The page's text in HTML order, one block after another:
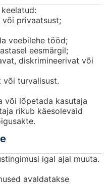
privaatsust;
veebilehe tööd;
eesmärgil;
diskrimineerivat või
või turvalisust.
või lõpetada kasutaja
rikub käesolevaid
igal ajal muuta.
avaldatakse